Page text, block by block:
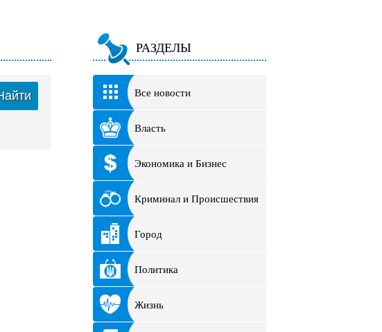
РАЗДЕЛЫ
Все новости
Власть
Экономика и Бизнес
Криминал и Происшествия
Город
Политика
Жизнь